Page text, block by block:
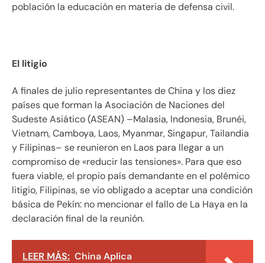
población la educación en materia de defensa civil.
El litigio
A finales de julio representantes de China y los diez
países que forman la Asociación de Naciones del
Sudeste Asiático (ASEAN) –Malasia, Indonesia, Brunéi,
Vietnam, Camboya, Laos, Myanmar, Singapur, Tailandia
y Filipinas– se reunieron en Laos para llegar a un
compromiso de «reducir las tensiones». Para que eso
fuera viable, el propio país demandante en el polémico
litigio, Filipinas, se vio obligado a aceptar una condición
básica de Pekín: no mencionar el fallo de La Haya en la
declaración final de la reunión.
LEER MÁS: China Aplica